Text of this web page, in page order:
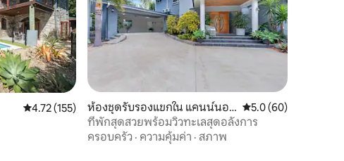
คะแนนเฉลี่ย 4.72 จาก 5, 155 รีวิว
4.72 (155)
ห้องชุดรับรองแขกใน แคนน์นอน
วัล
คะแนนเฉลี่ย 5.0 จาก
5.0 (60)
ที่พักสุดสวยพร้อมวิวทะเลสุดอลังการ
ครอบครัว · ความคุ้มค่า · สภาพ